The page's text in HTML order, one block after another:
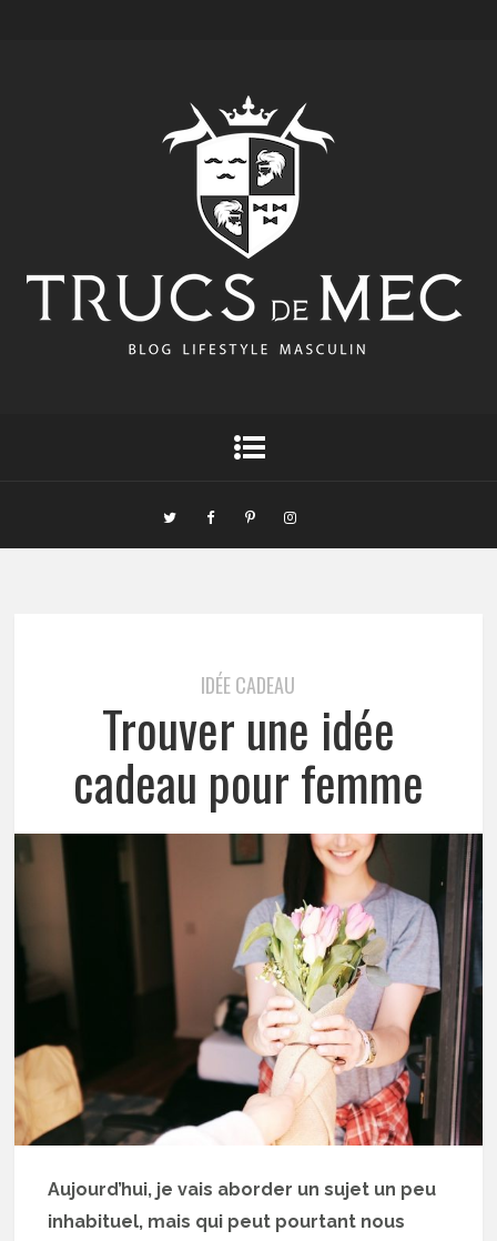
IDÉE CADEAU
Trouver une idée
cadeau pour femme
Aujourd’hui, je vais aborder un sujet un peu
inhabituel, mais qui peut pourtant nous